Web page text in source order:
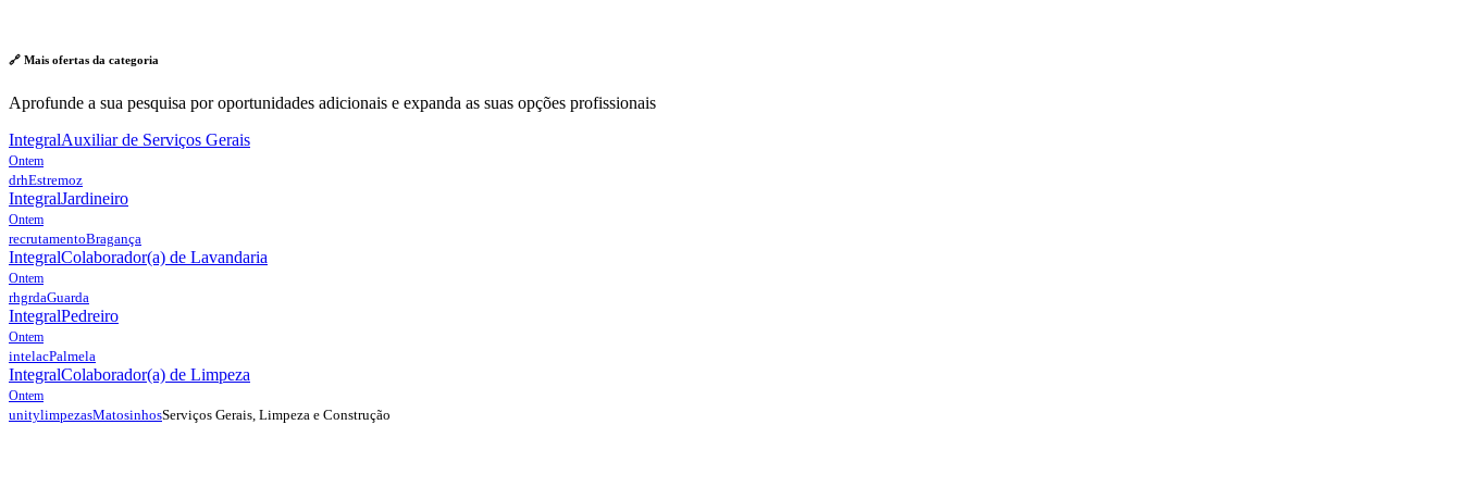
🔗 Mais ofertas da categoria
Aprofunde a sua pesquisa por oportunidades adicionais e expanda as suas opções profissionais
IntegralAuxiliar de Serviços Gerais
Ontem
drhEstremoz
IntegralJardineiro
Ontem
recrutamentoBragança
IntegralColaborador(a) de Lavandaria
Ontem
rhgrdaGuarda
IntegralPedreiro
Ontem
intelacPalmela
IntegralColaborador(a) de Limpeza
Ontem
unitylimpezasMatosinhosServiços Gerais, Limpeza e Construção